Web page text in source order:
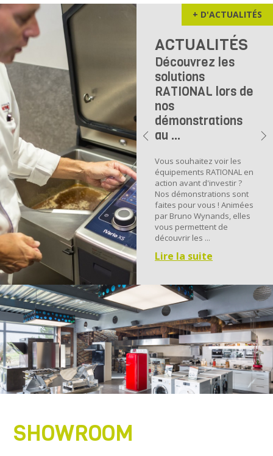
+ D'ACTUALITÉS
ACTUALITÉS
Découvrez les
solutions
RATIONAL lors de
nos
démonstrations
au ...
Vous souhaitez voir les
équipements RATIONAL en
action avant d'investir ?
Nos démonstrations sont
faites pour vous ! Animées
par Bruno Wynands, elles
vous permettent de
découvrir les ...
Lire la suite
SHOWROOM